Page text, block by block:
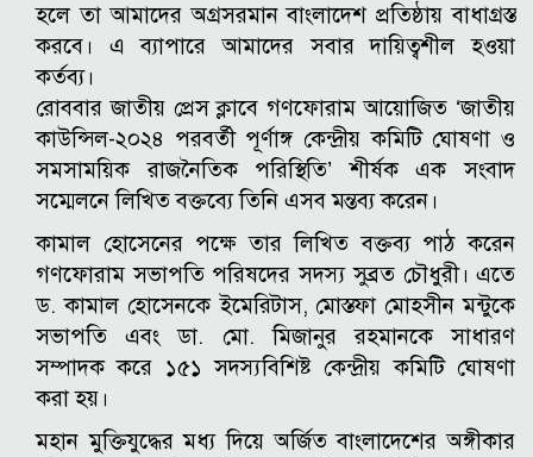
হলে তা আমাদের অগ্রসরমান বাংলাদেশ প্রতিষ্ঠায় বাধাগ্রস্ত
করবে। এ ব্যাপারে আমাদের সবার দায়িত্বশীল হওয়া
কর্তব্য।
রোববার জাতীয় প্রেস ক্লাবে গণফোরাম আয়োজিত ‘জাতীয়
কাউন্সিল-২০২৪ পরবর্তী পূর্ণাঙ্গ কেন্দ্রীয় কমিটি ঘোষণা ও
সমসাময়িক রাজনৈতিক পরিস্থিতি’ শীর্ষক এক সংবাদ
সম্মেলনে লিখিত বক্তব্যে তিনি এসব মন্তব্য করেন।
কামাল হোসেনের পক্ষে তার লিখিত বক্তব্য পাঠ করেন
গণফোরাম সভাপতি পরিষদের সদস্য সুব্রত চৌধুরী। এতে
ড. কামাল হোসেনকে ইমেরিটাস, মোস্তফা মোহসীন মন্টুকে
সভাপতি এবং ডা. মো. মিজানুর রহমানকে সাধারণ
সম্পাদক করে ১৫১ সদস্যবিশিষ্ট কেন্দ্রীয় কমিটি ঘোষণা
করা হয়।
মহান মুক্তিযুদ্ধের মধ্য দিয়ে অর্জিত বাংলাদেশের অঙ্গীকার